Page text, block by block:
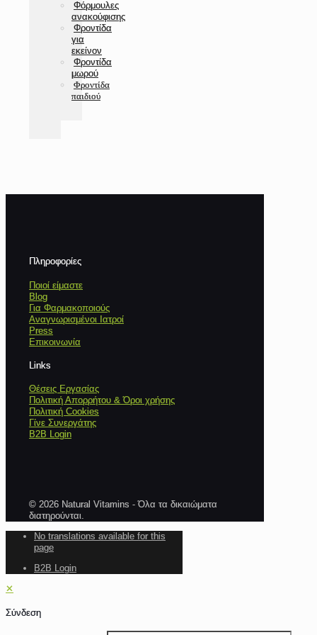
Φόρμουλες
ανακούφισης
Φροντίδα
για
εκείνον
Φροντίδα
μωρού
Φροντίδα
παιδιού
Πληροφορίες
Ποιοί είμαστε
Blog
Για Φαρμακοποιούς
Αναγνωρισμένοι Ιατροί
Press
Επικοινωνία
Links
Θέσεις Εργασίας
Πολιτική Απορρήτου & Όροι χρήσης
Πολιτική Cookies
Γίνε Συνεργάτης
B2B Login
© 2026 Natural Vitamins - Όλα τα δικαιώματα
διατηρούνται.
No translations available for this
page
B2B Login
✕
Σύνδεση